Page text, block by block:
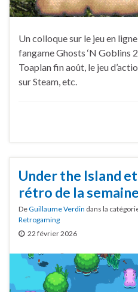
Un colloque sur le jeu en
fangame Ghosts ‘N Goblins
Toaplan fin août, le jeu
sur Steam, etc.
Under the Island
rétro de la semaine
DeGuillaume Verdin dans la
Retrogaming
22 février 2026